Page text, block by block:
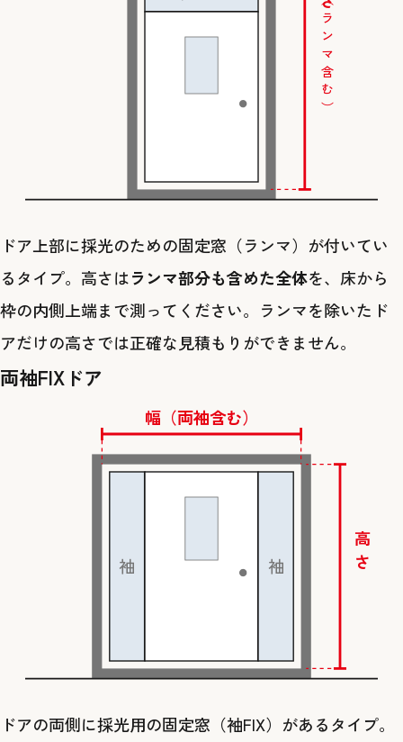
（ランマ含む）
ドア上部に採光のための固定窓（ランマ）が付いてい
るタイプ。高さはランマ部分も含めた全体を、床から
枠の内側上端まで測ってください。ランマを除いたド
アだけの高さでは正確な見積もりができません。
両袖FIXドア
袖 袖
幅（両袖含む）
高さ
ドアの両側に採光用の固定窓（袖FIX）があるタイプ。